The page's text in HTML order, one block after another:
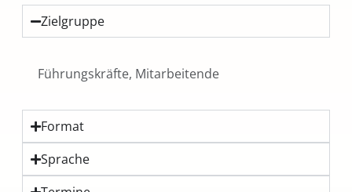
Zielgruppe
Führungskräfte, Mitarbeitende
Format
Sprache